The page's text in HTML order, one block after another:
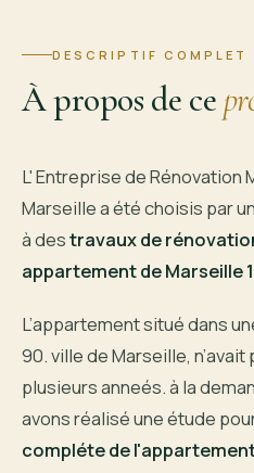
DESCRIPTIF COMPLET
À propos de ce
L' Entreprise de Rénovation
Marseille a été choisis par
à destravaux de
appartement de Marseille
L’appartement situé dans
90. ville de Marseille,
plusieurs anneés. à la
avons réalisé une étude
compléte de